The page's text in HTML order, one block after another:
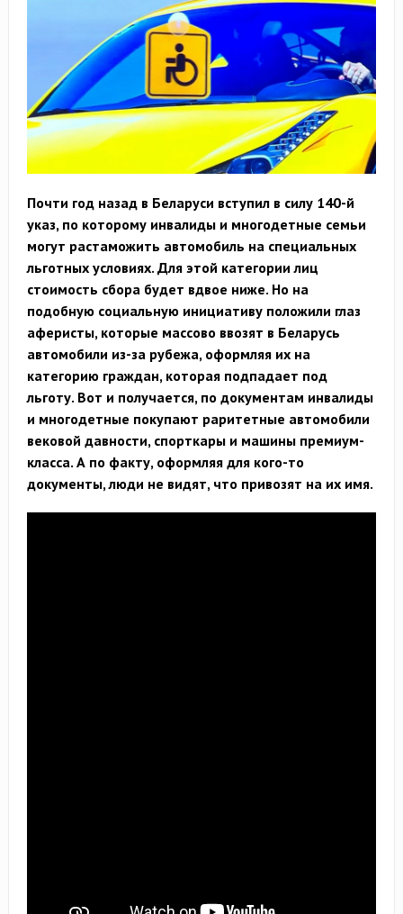
Почти год назад в Беларуси вступил в силу 140-й
указ, по которому инвалиды и многодетные семьи
могут растаможить автомобиль на специальных
льготных условиях. Для этой категории лиц
стоимость сбора будет вдвое ниже. Но на
подобную социальную инициативу положили глаз
аферисты, которые массово ввозят в Беларусь
автомобили из-за рубежа, оформляя их на
категорию граждан, которая подпадает под
льготу. Вот и получается, по документам инвалиды
и многодетные покупают раритетные автомобили
вековой давности, спорткары и машины премиум-
класса. А по факту, оформляя для кого-то
документы, люди не видят, что привозят на их имя.